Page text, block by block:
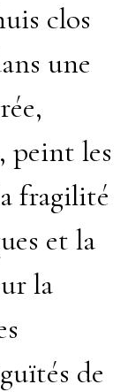
clos
une
peint les
fragilité
et la
la
de